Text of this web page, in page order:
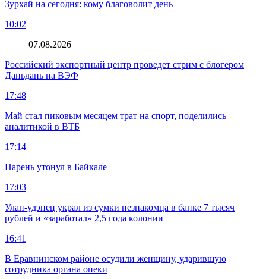
Зурхай на сегодня: кому благоволит день
10:02
07.08.2026
Российский экспортный центр проведет стрим с блогером
Даньдань на ВЭФ
17:48
Май стал пиковым месяцем трат на спорт, поделились
аналитикой в ВТБ
17:14
Парень утонул в Байкале
17:03
Улан-удэнец украл из сумки незнакомца в банке 7 тысяч
рублей и «заработал» 2,5 года колонии
16:41
В Еравнинском районе осудили женщину, ударившую
сотрудника органа опеки